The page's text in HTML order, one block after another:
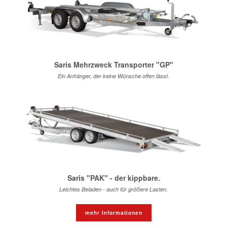
Saris Mehrzweck Transporter "GP"
Ein Anhänger, der keine Wünsche offen lässt.
Saris "PAK" - der kippbare.
Leichtes Beladen - auch für größere Lasten.
mehr Informationen